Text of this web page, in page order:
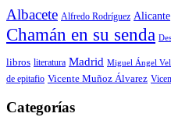
Albacete Alfredo Rodríguez Alicante
Chamán en su senda
libros literatura Madrid Miguel Ángel
de epitafio Vicente Muñoz Álvarez
Categorías